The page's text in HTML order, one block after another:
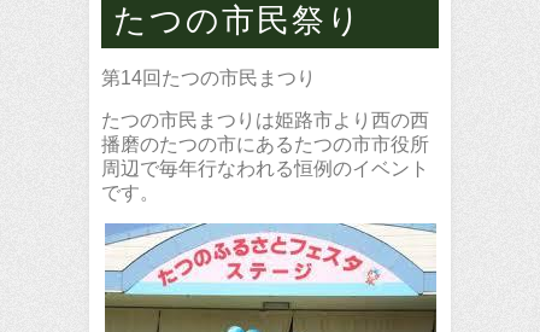
たつの市民祭り
第14回たつの市民まつり
たつの市民まつりは姫路市より西の西
播磨のたつの市にあるたつの市市役所
周辺で毎年行なわれる恒例のイベント
です。